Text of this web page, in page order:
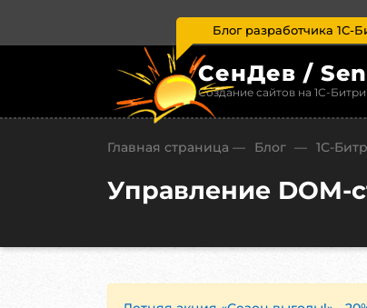
Блог разработчика 1С-
СенДев /
Создание сайтов на 1С-
Главная страница — Блог — 1С-
Управление DOM-